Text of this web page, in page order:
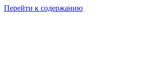
Перейти к содержанию